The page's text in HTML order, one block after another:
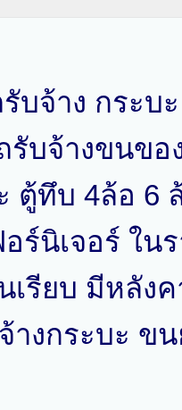
รับจ้าง กระ
รับจ้างขนข
ตู้ทึบ 4ล้อ 6
ร์นิเจอร์ ใน
เรียบ มีหลัง
างกระบะ ข